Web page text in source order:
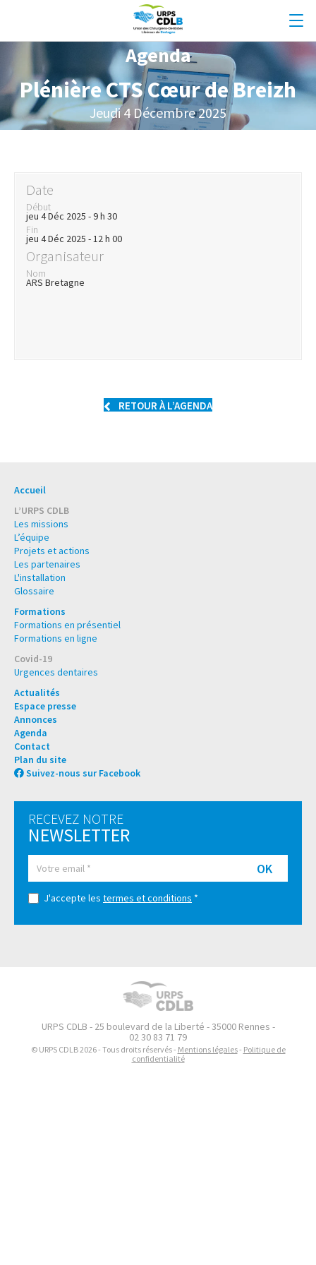
Agenda
Plénière CTS Cœur de Breizh
Jeudi 4 Décembre 2025
Date
Début
jeu 4 Déc 2025 - 9 h 30
Fin
jeu 4 Déc 2025 - 12 h 00
Organisateur
Nom
ARS Bretagne
RETOUR À L’AGENDA
Accueil
L’URPS CDLB
Les missions
L’équipe
Projets et actions
Les partenaires
L'installation
Glossaire
Formations
Formations en présentiel
Formations en ligne
Covid-19
Urgences dentaires
Actualités
Espace presse
Annonces
Agenda
Contact
Plan du site
Suivez-nous sur Facebook
RECEVEZ NOTRE
NEWSLETTER
OK
J'accepte les termes et conditions *
URPS CDLB - 25 boulevard de la Liberté - 35000 Rennes -
02 30 83 71 79
© URPS CDLB 2026 - Tous droits réservés - Mentions légales- Politique de
confidentialité